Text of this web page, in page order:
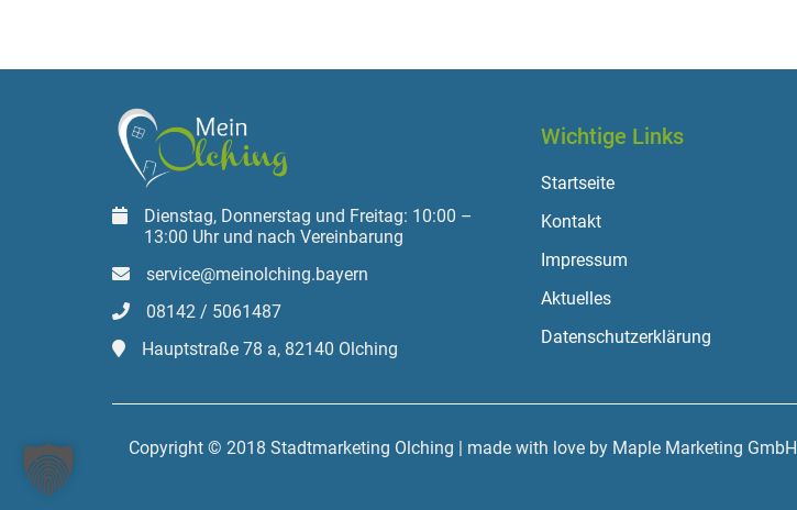
Dienstag, Donnerstag und Freitag: 10:00 –
13:00 Uhr und nach Vereinbarung
service@meinolching.bayern
08142 / 5061487
Hauptstraße 78 a, 82140 Olching
Wichtige Links
Startseite
Kontakt
Impressum
Aktuelles
Datenschutzerklärung
Copyright © 2018 Stadtmarketing Olching | made with love by Maple Marketing GmbH